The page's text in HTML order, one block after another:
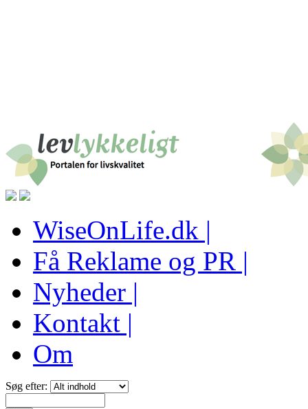
WiseOnLife.dk |
Få Reklame og PR |
Nyheder |
Kontakt |
Om
Søg efter: